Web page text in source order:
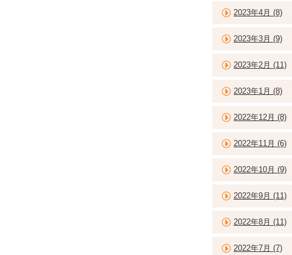
2023年4月 (8)
2023年3月 (9)
2023年2月 (11)
2023年1月 (8)
2022年12月 (8)
2022年11月 (6)
2022年10月 (9)
2022年9月 (11)
2022年8月 (11)
2022年7月 (7)